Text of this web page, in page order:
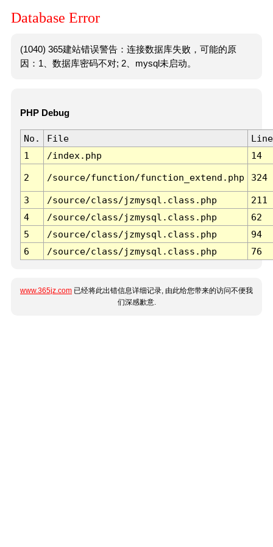
Database Error
(1040) 365建站错误警告：连接数据库失败，可能的原
因：1、数据库密码不对; 2、mysql未启动。
PHP Debug
No. File
Line
1
/index.php 14
2 /source/function/function_extend.php 324
3 /source/class/jzmysql.class.php
211
4
/source/class/jzmysql.class.php
62
5
/source/class/jzmysql.class.php
94
6
/source/class/jzmysql.class.php 76
www.365jz.com 已经将此出错信息详细记录, 由此给您带来的访问不便我
们深感歉意.